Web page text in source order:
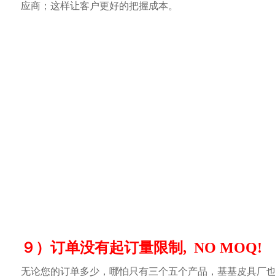
应商；这样让客户更好的把握成本。
９）订单没有起订量限制, NO MOQ!
无论您的订单多少，哪怕只有三个五个产品，基基皮具厂